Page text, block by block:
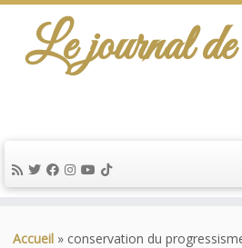
au
Le journal
Accueil » conservation du